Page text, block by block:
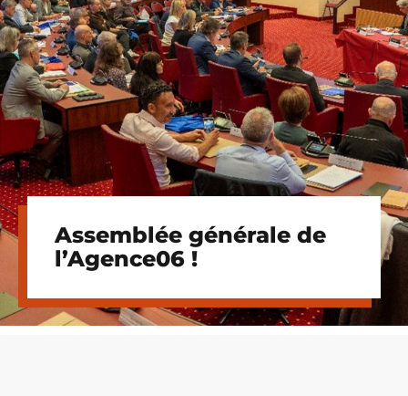
Assemblée générale de
l’Agence06 !